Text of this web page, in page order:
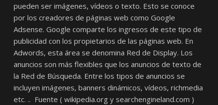
pueden ser imágenes, vídeos o texto. Esto se conoce
por los creadores de páginas web como Google
Adsense. Google comparte los ingresos de este tipo de
publicidad con los propietarios de las páginas web. En
Adwords, esta área se denomina Red de Display. Los
anuncios son más flexibles que los anuncios de texto de
la Red de Búsqueda. Entre los tipos de anuncios se
incluyen imágenes, banners dinámicos, vídeos, richmedia
etc. .. Fuente ( wikipedia.org y searchengineland.com )